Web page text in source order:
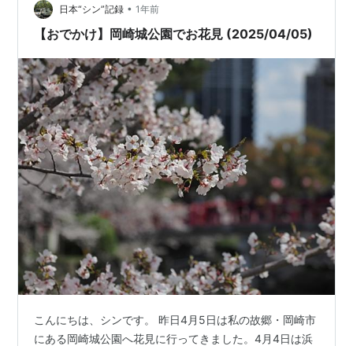
日本“シン”記録 • 1年前
【おでかけ】岡崎城公園でお花見 (2025/04/05)
こんにちは、シンです。 昨日4月5日は私の故郷・岡崎市
にある岡崎城公園へ花見に行ってきました。4月4日は浜